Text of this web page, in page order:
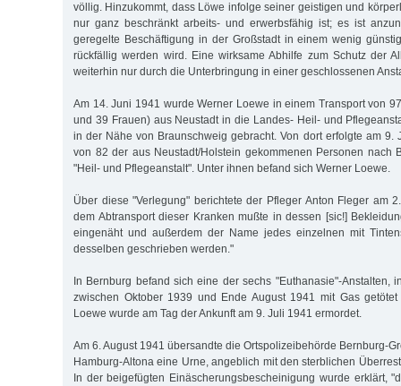
völlig. Hinzukommt, dass Löwe infolge seiner geistigen und
nur ganz beschränkt arbeits- und erwerbsfähig ist; es ist
geregelte Beschäftigung in der Großstadt in einem wenig
rückfällig werden wird. Eine wirksame Abhilfe zum Schutz der
weiterhin nur durch die Unterbringung in einer geschlossenen
Am 14. Juni 1941 wurde Werner Loewe in einem Transport von
und 39 Frauen) aus Neustadt in die Landes- Heil- und
in der Nähe von Braunschweig gebracht. Von dort erfolgte am 9.
von 82 der aus Neustadt/Holstein gekommenen Personen nach
"Heil- und Pflegeanstalt". Unter ihnen befand sich Werner Loewe.
Über diese "Verlegung" berichtete der Pfleger Anton Fleger am
dem Abtransport dieser Kranken mußte in dessen [sic!]
eingenäht und außerdem der Name jedes einzelnen mit
desselben geschrieben werden."
In Bernburg befand sich eine der sechs "Euthanasie"-Anstalten,
zwischen Oktober 1939 und Ende August 1941 mit Gas
Loewe wurde am Tag der Ankunft am 9. Juli 1941 ermordet.
Am 6. August 1941 übersandte die Ortspolizeibehörde Bernburg-
Hamburg-Altona eine Urne, angeblich mit den sterblichen
In der beigefügten Einäscherungsbescheinigung wurde erklärt,